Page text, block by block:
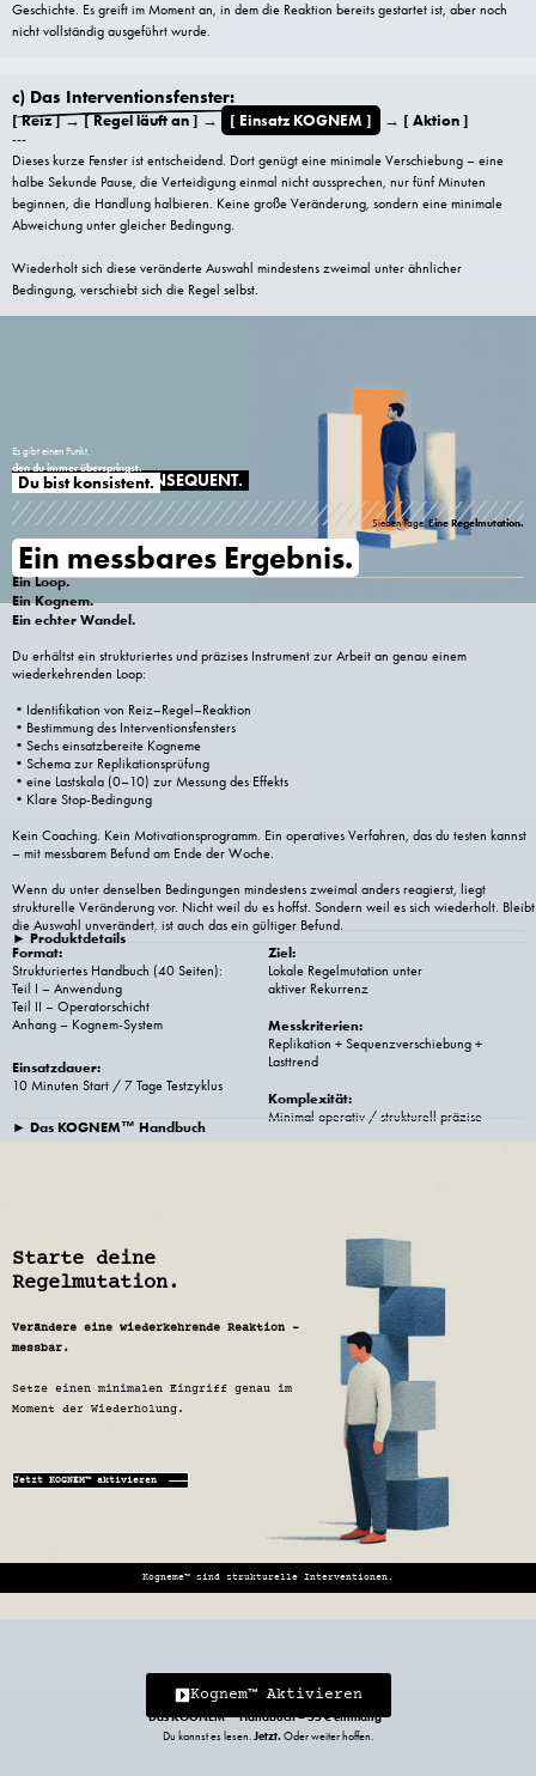
Geschichte. Es greift im Moment an, in dem die Reaktion bereits gestartet ist, aber noch
nicht vollständig ausgeführt wurde.
c) Das Interventionsfenster:
[ Reiz ] → [ Regel läuft an ] → [ Einsatz KOGNEM ] → [ Aktion ]
---
Dieses kurze Fenster ist entscheidend. Dort genügt eine minimale Verschiebung – eine
halbe Sekunde Pause, die Verteidigung einmal nicht aussprechen, nur fünf Minuten
beginnen, die Handlung halbieren. Keine große Veränderung, sondern eine minimale
Abweichung unter gleicher Bedingung.
Wiederholt sich diese veränderte Auswahl mindestens zweimal unter ähnlicher
Bedingung, verschiebt sich die Regel selbst.
Es gibt einen Punkt,
den du immer überspringst.
DU BIST NICHT KONSEQUENT.
Du bist konsistent.
Sieben Tage. Eine Regelmutation.
7 Tage. Ein Loop.
Ein messbares Ergebnis.
Ein Loop.
Ein Kognem.
Ein echter Wandel.
Du erhältst ein strukturiertes und präzises Instrument zur Arbeit an genau einem
wiederkehrenden Loop:
•Identifikation von Reiz–Regel–Reaktion
•Bestimmung des Interventionsfensters
•Sechs einsatzbereite Kogneme
•Schema zur Replikationsprüfung
•eine Lastskala (0–10) zur Messung des Effekts
•Klare Stop-Bedingung
Kein Coaching. Kein Motivationsprogramm. Ein operatives Verfahren, das du testen kannst
– mit messbarem Befund am Ende der Woche.
Wenn du unter denselben Bedingungen mindestens zweimal anders reagierst, liegt
strukturelle Veränderung vor. Nicht weil du es hoffst. Sondern weil es sich wiederholt. Bleibt
die Auswahl unverändert, ist auch das ein gültiger Befund.
► Produktdetails
Format:
Strukturiertes Handbuch (40 Seiten):
Teil I – Anwendung
Teil II – Operatorschicht
Anhang – Kognem-System
Einsatzdauer:
10 Minuten Start / 7 Tage Testzyklus
Ziel:
Lokale Regelmutation unter
aktiver Rekurrenz
Messkriterien:
Replikation + Sequenzverschiebung +
Lasttrend
Komplexität:
Minimal operativ / strukturell präzise
► Das KOGNEM™ Handbuch
Starte deine
Regelmutation.
Verändere eine wiederkehrende Reaktion –
messbar.
Setze einen minimalen Eingriff genau im
Moment der Wiederholung.
Jetzt KOGNEM™ aktivieren
Kogneme™ sind strukturelle Interventionen.
Kognem™ Aktivieren
Das KOGNEM™ Handbuch – 55 € einmalig*
Du kannst es lesen.Jetzt.Oder weiter hoffen.